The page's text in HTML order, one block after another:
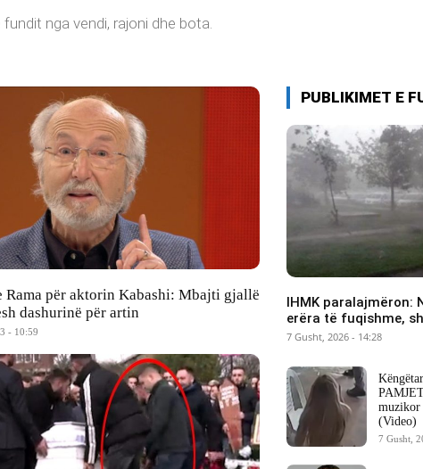
fundit nga vendi, rajoni dhe bota.
Rama për aktorin Kabashi: Mbajti gjallë
dashurinë për artin
- 10:59
PUBLIKIMET E
IHMK paralajmëron:
erëra të fuqishme,
7 Gusht, 2026 - 14:28
muzikor
(Video)
7 Gusht,